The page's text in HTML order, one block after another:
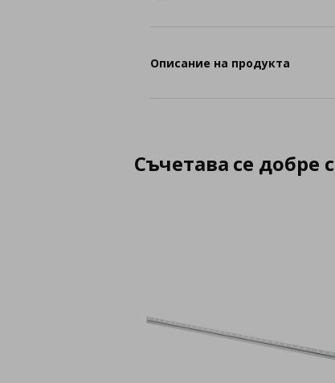
Описание на продукта
Съчетава се добре с